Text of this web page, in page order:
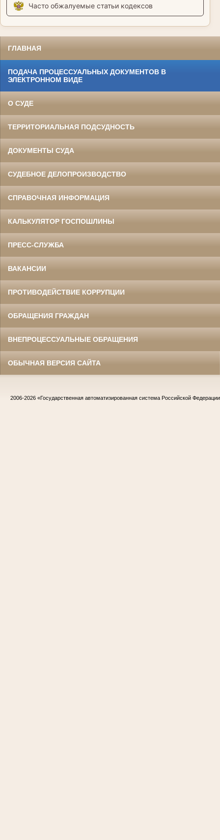
Часто обжалуемые статьи кодексов
ГЛАВНАЯ
ПОДАЧА ПРОЦЕССУАЛЬНЫХ ДОКУМЕНТОВ В
ЭЛЕКТРОННОМ ВИДЕ
О СУДЕ
ТЕРРИТОРИАЛЬНАЯ ПОДСУДНОСТЬ
ДОКУМЕНТЫ СУДА
СУДЕБНОЕ ДЕЛОПРОИЗВОДСТВО
СПРАВОЧНАЯ ИНФОРМАЦИЯ
КАЛЬКУЛЯТОР ГОСПОШЛИНЫ
ПРЕСС-СЛУЖБА
ВАКАНСИИ
ПРОТИВОДЕЙСТВИЕ КОРРУПЦИИ
ОБРАЩЕНИЯ ГРАЖДАН
ВНЕПРОЦЕССУАЛЬНЫЕ ОБРАЩЕНИЯ
ОБЫЧНАЯ ВЕРСИЯ САЙТА
2006-2026 «Государственная автоматизированная система Российской